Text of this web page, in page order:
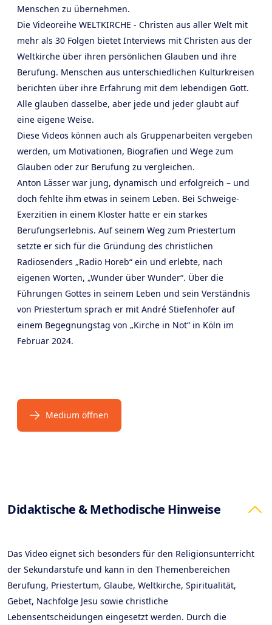
Menschen zu übernehmen.
Die Videoreihe WELTKIRCHE - Christen aus aller Welt mit
mehr als 30 Folgen bietet Interviews mit Christen aus der
Weltkirche über ihren persönlichen Glauben und ihre
Berufung. Menschen aus unterschiedlichen Kulturkreisen
berichten über ihre Erfahrung mit dem lebendigen Gott.
Alle glauben dasselbe, aber jede und jeder glaubt auf
eine eigene Weise.
Diese Videos können auch als Gruppenarbeiten vergeben
werden, um Motivationen, Biografien und Wege zum
Glauben oder zur Berufung zu vergleichen.
Anton Lässer war jung, dynamisch und erfolgreich – und
doch fehlte ihm etwas in seinem Leben. Bei Schweige-
Exerzitien in einem Kloster hatte er ein starkes
Berufungserlebnis. Auf seinem Weg zum Priestertum
setzte er sich für die Gründung des christlichen
Radiosenders „Radio Horeb“ ein und erlebte, nach
eigenen Worten, „Wunder über Wunder“. Über die
Führungen Gottes in seinem Leben und sein Verständnis
von Priestertum sprach er mit André Stiefenhofer auf
einem Begegnungstag von „Kirche in Not“ in Köln im
Februar 2024.
Medium öffnen
Products
Didaktische & Methodische Hinweise
Das Video eignet sich besonders für den Religionsunterricht
der Sekundarstufe und kann in den Themenbereichen
Berufung, Priestertum, Glaube, Weltkirche, Spiritualität,
Gebet, Nachfolge Jesu sowie christliche
Lebensentscheidungen eingesetzt werden. Durch die